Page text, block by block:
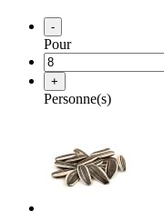
-
Pour
+
Personne(s)